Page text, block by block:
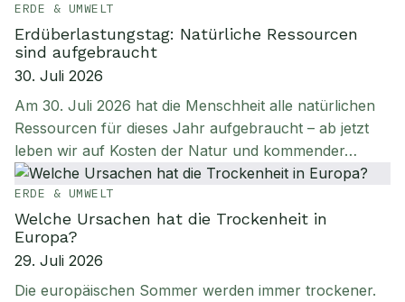
ERDE & UMWELT
Erdüberlastungstag: Natürliche Ressourcen
sind aufgebraucht
30. Juli 2026
Am 30. Juli 2026 hat die Menschheit alle natürlichen
Ressourcen für dieses Jahr aufgebraucht – ab jetzt
leben wir auf Kosten der Natur und kommender…
ERDE & UMWELT
Welche Ursachen hat die Trockenheit in
Europa?
29. Juli 2026
Die europäischen Sommer werden immer trockener.